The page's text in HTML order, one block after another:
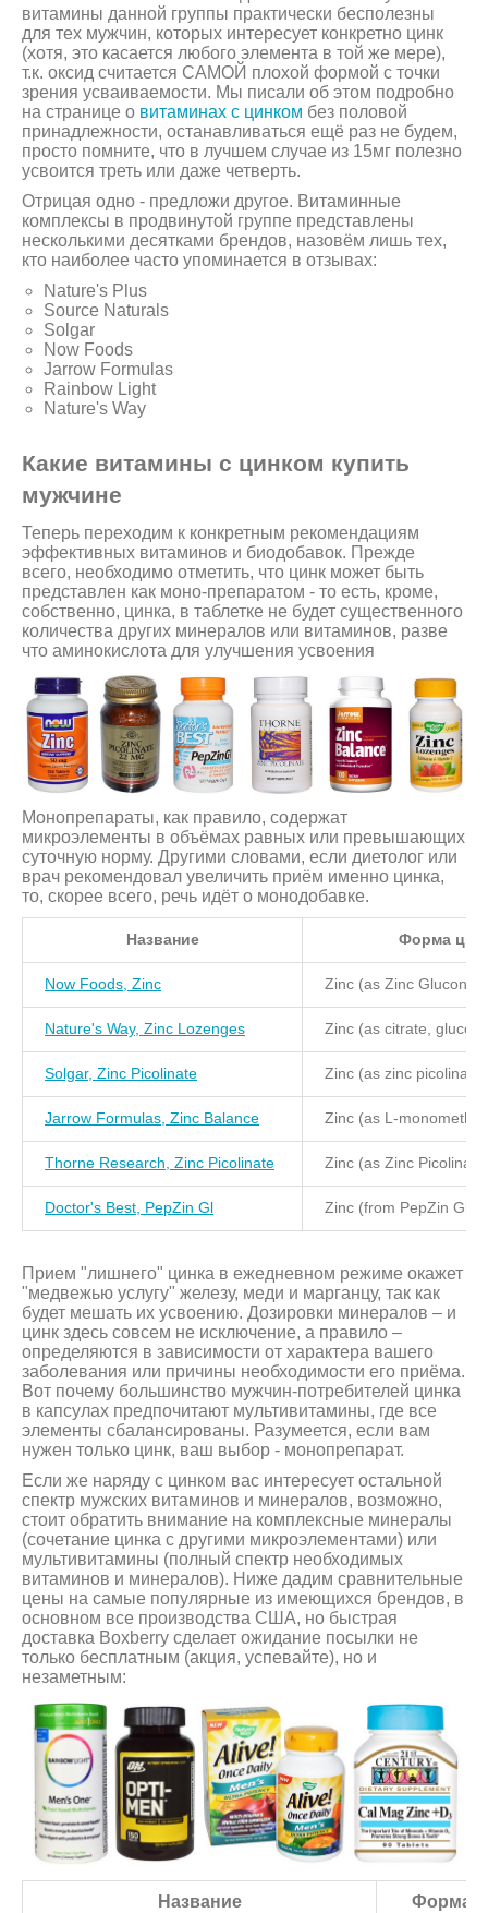
витамины данной группы практически бесполезны
для тех мужчин, которых интересует конкретно цинк
(хотя, это касается любого элемента в той же мере),
т.к. оксид считается САМОЙ плохой формой с точки
зрения усваиваемости. Мы писали об этом подробно
на странице о витаминах с цинком без половой
принадлежности, останавливаться ещё раз не будем,
просто помните, что в лучшем случае из 15мг полезно
усвоится треть или даже четверть.
Отрицая одно - предложи другое. Витаминные
комплексы в продвинутой группе представлены
несколькими десятками брендов, назовём лишь тех,
кто наиболее часто упоминается в отзывах:
Nature's Plus
Source Naturals
Solgar
Now Foods
Jarrow Formulas
Rainbow Light
Nature's Way
Какие витамины с цинком купить
мужчине
Теперь переходим к конкретным рекомендациям
эффективных витаминов и биодобавок. Прежде
всего, необходимо отметить, что цинк может быть
представлен как моно-препаратом - то есть, кроме,
собственно, цинка, в таблетке не будет существенного
количества других минералов или витаминов, разве
что аминокислота для улучшения усвоения
Монопрепараты, как правило, содержат
микроэлементы в объёмах равных или превышающих
суточную норму. Другими словами, если диетолог или
врач рекомендовал увеличить приём именно цинка,
то, скорее всего, речь идёт о монодобавке.
Название Форма
Now Foods, Zinc Zinc (as Zinc
Nature's Way, Zinc Lozenges Zinc (as citrate,
Solgar, Zinc Picolinate Zinc (as zinc picolinate)
Jarrow Formulas, Zinc Balance Zinc (as L-
Thorne Research, Zinc Picolinate Zinc (as Zinc
Doctor's Best, PepZin Gl Zinc (from PepZin Gl)
Прием "лишнего" цинка в ежедневном режиме окажет
"медвежью услугу" железу, меди и марганцу, так как
будет мешать их усвоению. Дозировки минералов – и
цинк здесь совсем не исключение, а правило –
определяются в зависимости от характера вашего
заболевания или причины необходимости его приёма.
Вот почему большинство мужчин-потребителей цинка
в капсулах предпочитают мультивитамины, где все
элементы сбалансированы. Разумеется, если вам
нужен только цинк, ваш выбор - монопрепарат.
Если же наряду с цинком вас интересует остальной
спектр мужских витаминов и минералов, возможно,
стоит обратить внимание на комплексные минералы
(сочетание цинка с другими микроэлементами) или
мультивитамины (полный спектр необходимых
витаминов и минералов). Ниже дадим сравнительные
цены на самые популярные из имеющихся брендов, в
основном все производства США, но быстрая
доставка Boxberry сделает ожидание посылки не
только бесплатным (акция, успевайте), но и
незаметным:
Название Форма